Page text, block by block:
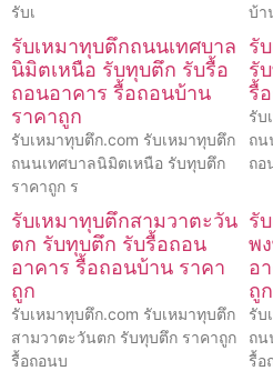
รับเ
บ้า
รับเหมาทุบตึกถนนเทศบาล
นิมิตเหนือ รับทุบตึก รับรื้อ
ถอนอาคาร รื้อถอนบ้าน
ราคาถูก
รับเหมาทุบตึก.com รับเหมาทุบตึก
ถนนเทศบาลนิมิตเหนือ รับทุบตึก
ราคาถูก ร
รั
รั
รื้
รับ
ถน
ถอ
รับเหมาทุบตึกสามวาตะวัน
ตก รับทุบตึก รับรื้อถอน
อาคาร รื้อถอนบ้าน ราคา
ถูก
รับเหมาทุบตึก.com รับเหมาทุบตึก
สามวาตะวันตก รับทุบตึก ราคาถูก
รื้อถอนบ
รั
พ
อ
ถูก
รับ
ถน
รื้อ